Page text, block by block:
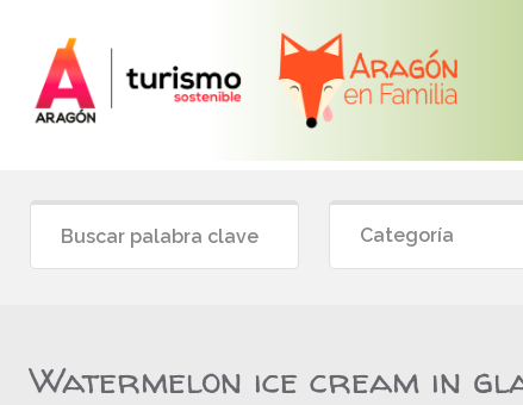
Categoría
Watermelon ice cream in